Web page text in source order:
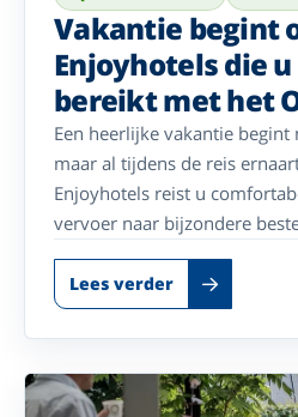
Vakantie begint
Enjoyhotels die
bereikt met het
Een heerlijke vakantie
maar al tijdens de reis
Enjoyhotels reist u
vervoer naar bijzondere
Belgische kust, het rustige
Waddeneilanden. Of u nu
genieten van eilandrust of de
Groningse landschap wilt
eenvoudig bereikbaar
rijden. Stap ontspannen in de
Lees verder